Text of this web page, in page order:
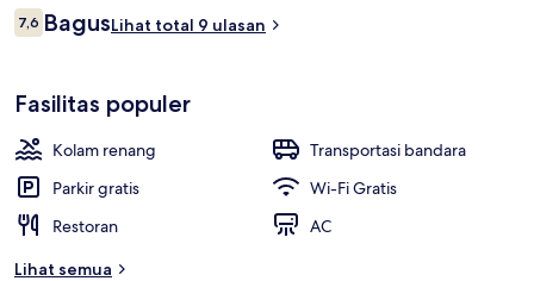
Ulasan
7,67,6 dari 10
BagusLihat total 9 ulasan
Fasilitas populer
Kolam renang
Transportasi bandara
Parkir gratis
Wi-Fi Gratis
Restoran
AC
Lihat semua